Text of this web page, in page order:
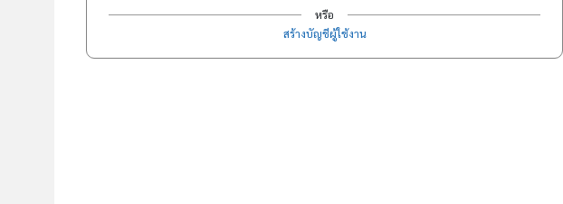
หรือ
สร้างบัญชีผู้ใช้งาน